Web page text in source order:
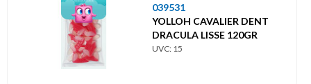
039531
YOLLOH CAVALIER DENT
DRACULA LISSE 120GR
UVC: 15